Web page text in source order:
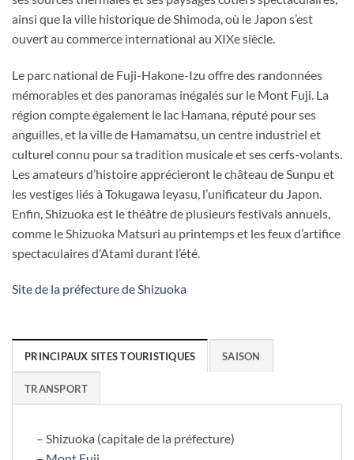
ainsi que la ville historique de Shimoda, où le Japon s’est
ouvert au commerce international au XIXe siècle.
Le parc national de Fuji-Hakone-Izu offre des randonnées
mémorables et des panoramas inégalés sur le Mont Fuji . La
région compte également le lac Hamana, réputé pour ses
anguilles, et la ville de Hamamatsu, un centre industriel et
culturel connu pour sa tradition musicale et ses cerfs-volants.
Les amateurs d’histoire apprécieront le château de Sunpu et
les vestiges liés à Tokugawa Ieyasu, l’unificateur du Japon.
Enfin, Shizuoka est le théâtre de plusieurs festivals annuels,
comme le Shizuoka Matsuri au printemps et les feux d’artifice
spectaculaires d’Atami durant l’été.
Site de la préfecture de Shizuoka
PRINCIPAUX SITES TOURISTIQUES SAISON
TRANSPORT
– Shizuoka (capitale de la préfecture)